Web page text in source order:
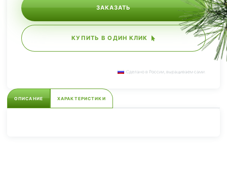
ЗАКАЗАТЬ
КУПИТЬ В ОДИН КЛИК
Сделано в России, выращиваем сами.
ОПИСАНИЕ ХАРАКТЕРИСТИКИ